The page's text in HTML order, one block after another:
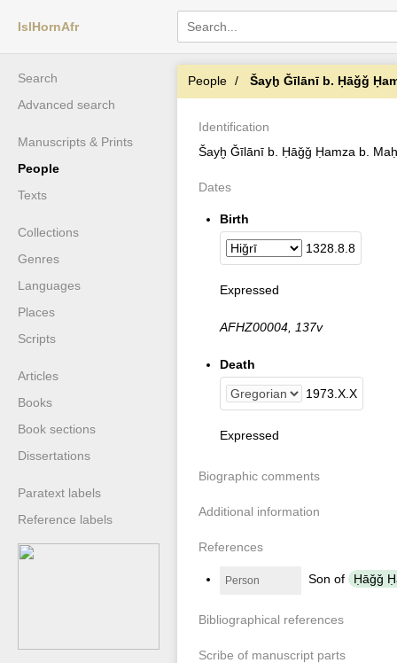
IslHornAfr
Search
Advanced search
Manuscripts & Prints
People
Texts
Collections
Genres
Languages
Places
Scripts
Articles
Books
Book sections
Dissertations
Paratext labels
Reference labels
People Šayḫ Ǧīlānī b. Ḥāǧǧ
Identification
Šayḫ Ǧīlānī b. Ḥāǧǧ Ḥamza b.
Dates
Birth
1328 8 8
Expressed
AFHZ00004, 137v
Death
1973 X X
Expressed
Biographic comments
Additional information
References
Person Son of
Bibliographical references
Scribe of manuscript parts